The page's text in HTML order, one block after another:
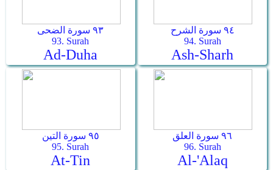
٩٣ سورة الضحى
93. Surah
Ad-Duha
٩٤ سورة الشرح
94. Surah
Ash-Sharh
٩٥ سورة التين
95. Surah
At-Tin
٩٦ سورة العلق
96. Surah
Al-'Alaq